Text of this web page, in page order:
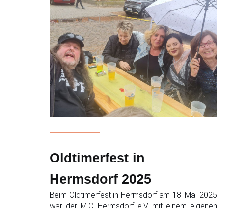
Oldtimerfest in
Hermsdorf 2025
Beim Oldtimerfest in Hermsdorf am 18. Mai 2025
war der M.C. Hermsdorf e.V. mit einem eigenen